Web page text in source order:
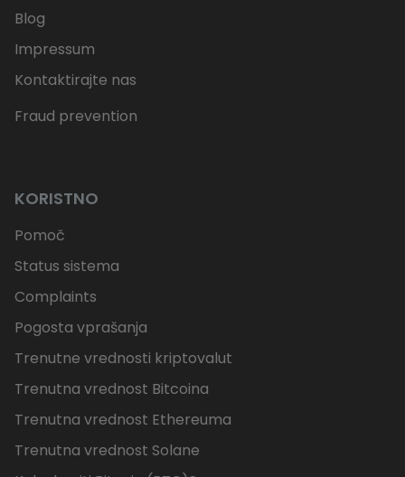
Blog
Impressum
Kontaktirajte nas
Fraud prevention
KORISTNO
Pomoč
Status sistema
Complaints
Pogosta vprašanja
Trenutne vrednosti kriptovalut
Trenutna vrednost Bitcoina
Trenutna vrednost Ethereuma
Trenutna vrednost Solane